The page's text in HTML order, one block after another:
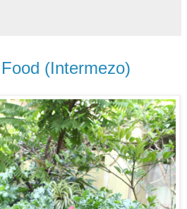
(Intermezo)